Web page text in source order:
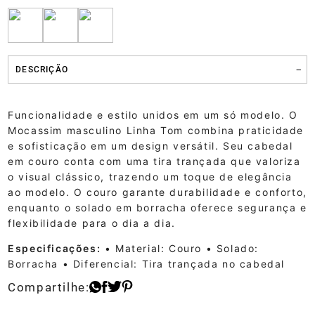
DESCRIÇÃO
Funcionalidade e estilo unidos em um só modelo. O
Mocassim masculino Linha Tom combina praticidade
e sofisticação em um design versátil. Seu cabedal
em couro conta com uma tira trançada que valoriza
o visual clássico, trazendo um toque de elegância
ao modelo. O couro garante durabilidade e conforto,
enquanto o solado em borracha oferece segurança e
flexibilidade para o dia a dia.
Especificações: • Material: Couro • Solado:
Borracha • Diferencial: Tira trançada no cabedal